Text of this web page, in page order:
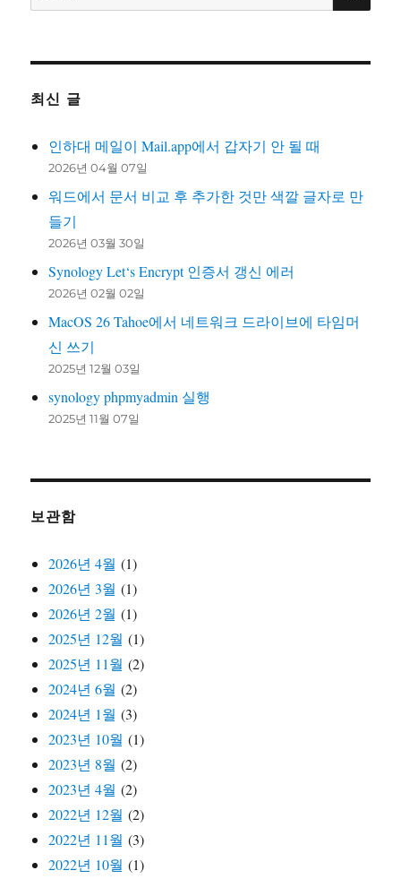
색:
최신 글
인하대 메일이 Mail.app에서 갑자기 안 될 때
2026년 04월 07일
워드에서 문서 비교 후 추가한 것만 색깔 글자로 만
들기
2026년 03월 30일
Synology Let‘s Encrypt 인증서 갱신 에러
2026년 02월 02일
MacOS 26 Tahoe에서 네트워크 드라이브에 타임머
신 쓰기
2025년 12월 03일
synology phpmyadmin 실행
2025년 11월 07일
보관함
2026년 4월 (1)
2026년 3월 (1)
2026년 2월 (1)
2025년 12월 (1)
2025년 11월 (2)
2024년 6월 (2)
2024년 1월 (3)
2023년 10월 (1)
2023년 8월 (2)
2023년 4월 (2)
2022년 12월 (2)
2022년 11월 (3)
2022년 10월 (1)